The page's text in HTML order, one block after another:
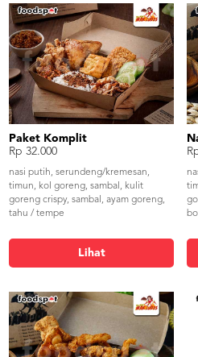
Paket Komplit
Rp 32.000
nasi putih, serundeng/kremesan,
timun, kol goreng, sambal, kulit
goreng crispy, sambal, ayam goreng,
tahu / tempe
Lihat